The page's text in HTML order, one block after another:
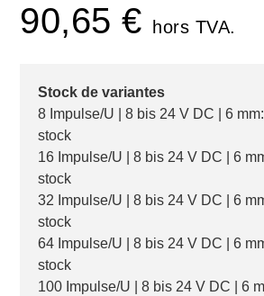
90,65€ hors TVA.
Stock de variantes
8 Impulse/U | 8 bis 24 V DC | 6
stock
16 Impulse/U | 8 bis 24 V DC | 6
stock
32 Impulse/U | 8 bis 24 V DC | 6
stock
64 Impulse/U | 8 bis 24 V DC | 6
stock
100 Impulse/U | 8 bis 24 V DC | 6